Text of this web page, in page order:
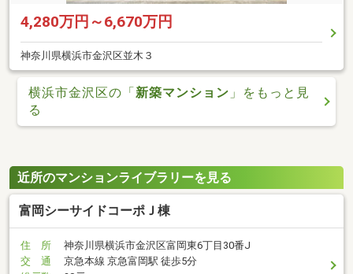
4,280万円～6,670万円
神奈川県横浜市金沢区並木３
横浜市金沢区の「新築マンション 」をもっと見
る
近所のマンションライブラリーを見る
富岡シーサイドコーポＪ棟
住 所
神奈川県横浜市金沢区富岡東6丁目30番J
交 通
京急本線 京急富岡駅 徒歩5分